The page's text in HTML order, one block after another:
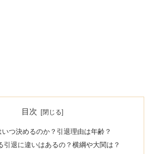
目次
つ決めるのか？引退理由は年齢？
引退に違いはあるの？横綱や大関は？